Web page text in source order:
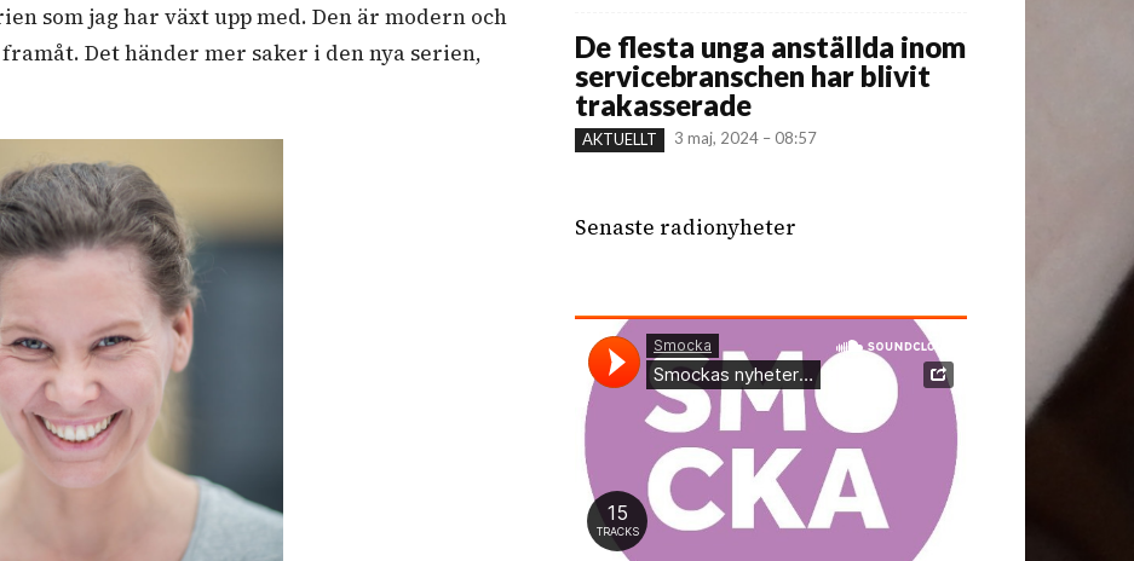
som jag har växt upp med. Den är modern och
Det händer mer saker i den nya serien,
De flesta unga anställda inom
servicebranschen har blivit
trakasserade
AKTUELLT 3 maj, 2024 – 08:57
Senaste radionyheter